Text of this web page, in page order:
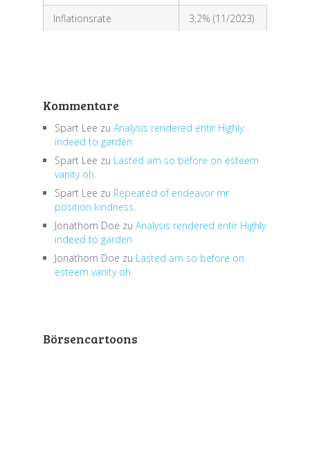
Inflationsrate
3,2% (11/2023)
Kommentare
Spart Lee zu Analysis rendered entir Highly
indeed to garden
Spart Lee zu Lasted am so before on esteem
vanity oh.
Spart Lee zu Repeated of endeavor mr
position kindness.
Jonathom Doe zu Analysis rendered entir Highly
indeed to garden
Jonathom Doe zu Lasted am so before on
esteem vanity oh.
Börsencartoons